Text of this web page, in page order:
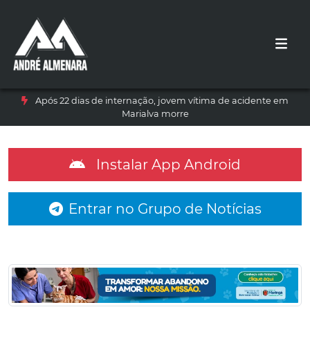
Após 22 dias de internação, jovem vítima de acidente em
Marialva morre
Instalar App Android
Entrar no Grupo de Notícias